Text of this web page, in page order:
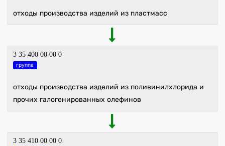
отходы производства изделий из пластмасс
3 35 400 00 00 0
группа
отходы производства изделий из поливинилхлорида и
прочих галогенированных олефинов
3 35 410 00 00 0